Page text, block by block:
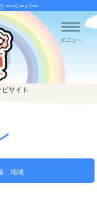
ーペーパー
サイト
地域